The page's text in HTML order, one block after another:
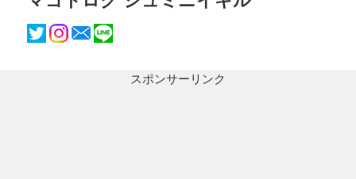
スポンサーリンク